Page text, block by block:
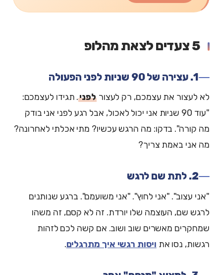
5 צעדים לצאת מהלופ
1. עצירה של 90 שניות לפני הפעולה
לא לעצור את עצמכם, רק לעצורלפני. תגידו לעצמכם:
"עוד 90 שניות אני יכול לאכול, אבל רגע לפני אני בודק
מה קורה". בדקו: מה הרגש עכשיו? מתי אכלתי לאחרונה?
מה אני באמת צריך?
2. לתת שם לרגש
"אני עצוב". "אני לחוץ". "אני משועמם". ברגע שנותנים
לרגש שם, העוצמה שלו יורדת. זה לא קסם, זה משהו
שמחקרים מאשרים שוב ושוב. אם קשה לכם לזהות
רגשות, נסו את ויסות רגשי איך מתרגלים.